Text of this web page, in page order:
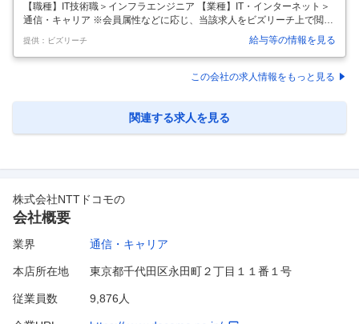
通信インフラ設備におけるEMCに関する特異故障を解
決する高度技術支援（EMCエンジニア）
【職種】IT技術職＞インフラエンジニア 【業種】IT・インターネット＞
通信・キャリア ※会員属性などに応じ、当該求人をビズリーチ上で閲覧
された際に内容が異なる場合があります ■募集背景 日本全国津々浦々に
保有している通信インフラにおいて、故障等に対する様々な対策が施さ
れています。 しかし、全国各地の環境や現場固有の状況、接続される端
末や設置環境などの固有の事情に起因する特異故障が局所的に発生する
に原因究明から対策実施に向けた高度技術支援が不可欠です。 次世代光
アクセス網への転換が進む中で、メタル系サービスにおける設備マイグ
提供：ビズリーチ 給与等の情報を見る
この会社の求人情報をもっと見る
関連する求人を見る
株式会社NTTドコモの
会社概要
業界 通信・キャリア
本店所在地 東京都千代田区永田町２丁目１１番１号
従業員数 9,876人